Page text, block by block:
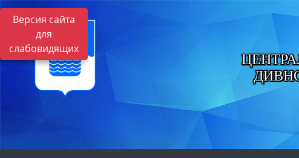
Версия сайта
для
слабовидящих